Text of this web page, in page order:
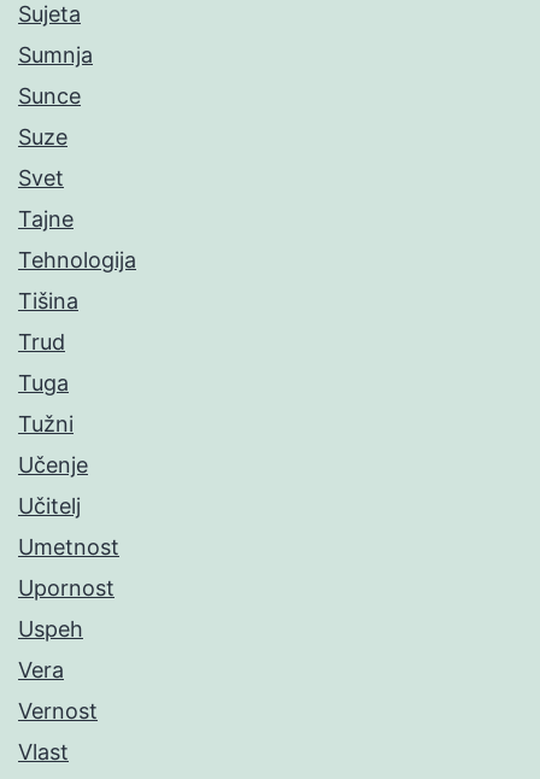
Sujeta
Sumnja
Sunce
Suze
Svet
Tajne
Tehnologija
Tišina
Trud
Tuga
Tužni
Učenje
Učitelj
Umetnost
Upornost
Uspeh
Vera
Vernost
Vlast